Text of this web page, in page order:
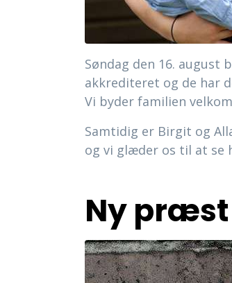
Søndag den 16. august
akkrediteret og de har
Vi byder familien
Samtidig er Birgit og
og vi glæder os til at se
Ny